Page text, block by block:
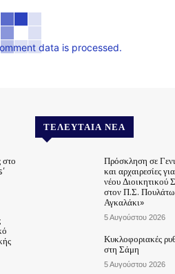
data is processed.
στο
ΤΕΛΕΥΤΑΊΑ ΝΈΑ
Πρόσκληση σε
και αρχαιρεσίες
νέου Διοικητικού
στον Π.Σ.
Αγκαλάκι»
5 Αυγούστου 2026
Κυκλοφοριακές
στη Σάμη
5 Αυγούστου 2026